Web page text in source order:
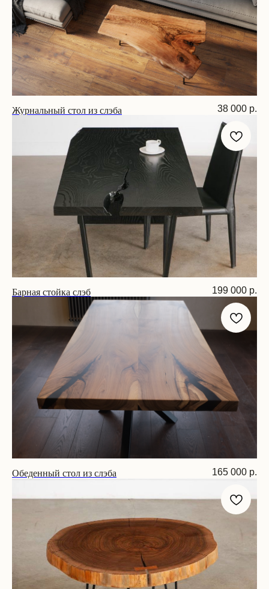
Журнальный стол из слэба 38 000 р.
Барная стойка слэб
Размер: 180х80х75 см
199 000 р.
Обеденный стол из слэба 165 000 р.